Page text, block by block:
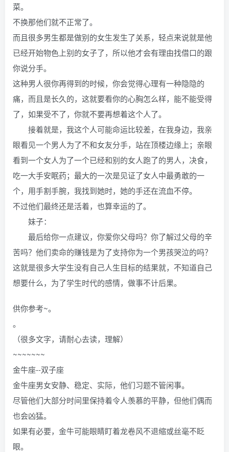
菜。
不换那他们就不正常了。
而且很多男生都是做别的女生发生了关系，轻点来说就是他
已经开始物色上别的女子了，所以他才会有理由找借口的跟
你说分手。
这种男人很你再得到的时候，你会觉得心理有一种隐隐的
痛，而且是长久的，这就要看你的心胸怎么样，能不能受得
了，如果受不了，你就不要再想着这个人了。
接着就是，我这个人可能命运比较差，在我身边，我亲
眼看见一个男人为了不和女友分手，站在顶楼边缘上；亲眼
看到一个女人为了一个已经和别的女人跑了的男人，决食，
吃一大手安眠药；最大的一次是见证了女人中最勇敢的一
个，用手割手腕，我找到她时，她的手还在流血不停。
不过他们最终还是活着，也算幸运的了。
妹子：
最后给你一点建议，你爱你父母吗？你了解过父母的辛
苦吗？他们卖命的赚钱是为了支持你为一个男孩哭泣的吗？
这就是很多大学生没有自己人生目标的结果就，不知道自己
想要什么，为了学生时代的感情，做事不计后果。
供你参考~。
。
（很多文字，请耐心去读，理解）
~~~~~~~
金牛座--双子座
金牛座男女安静、稳定、实际，他们习题不管闲事。
尽管他们大部分时间里保持着令人羡慕的平静，但他们偶而
也会凶猛。
如果有必要，金牛可能眼睛盯着龙卷风不退缩或丝毫不眨
眼。